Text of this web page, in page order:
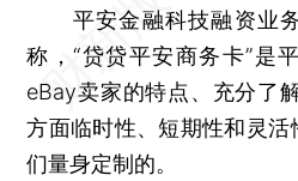
平安金融科技融资业务
称，“贷贷平安商务卡”是
eBay卖家的特点、充分了
方面临时性、短期性和灵
们量身定制的。